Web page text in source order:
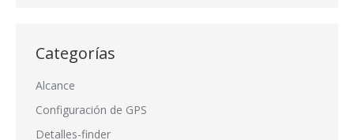
Categorías
Alcance
Configuración de GPS
Detalles-finder